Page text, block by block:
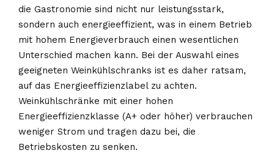
die Gastronomie sind nicht nur leistungsstark,
sondern auch energieeffizient, was in einem Betrieb
mit hohem Energieverbrauch einen wesentlichen
Unterschied machen kann. Bei der Auswahl eines
geeigneten Weinkühlschranks ist es daher ratsam,
auf das Energieeffizienzlabel zu achten.
Weinkühlschränke mit einer hohen
Energieeffizienzklasse (A+ oder höher) verbrauchen
weniger Strom und tragen dazu bei, die
Betriebskosten zu senken.